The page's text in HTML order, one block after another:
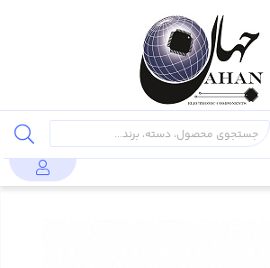
و ترمینال فیش آداپتوری نری - کوتاه